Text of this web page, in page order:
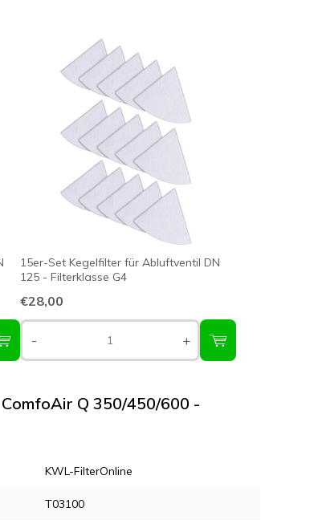
15er-Set Kegelfilter für Abluftventil DN
125 - Filterklasse G4
€28,00
- +
Q 350/450/600 -
KWL-FilterOnline
T03100